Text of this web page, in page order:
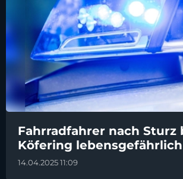
Fahrradfahrer nach Sturz
Köfering
14.04.2025 11:09